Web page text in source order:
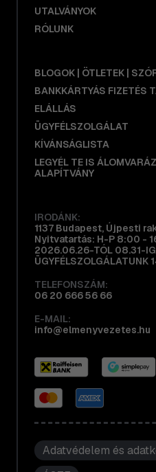
UTALVÁNYOK
RÓLUNK
BLOGOK | ÖTLETEK |
BANKKÁRTYÁS FIZETÉS
ELÁLLÁS
ÜGYFÉLSZOLGÁLAT
KÍVÁNSÁGLISTA
LEGYÉL TE IS
ALAPÍTVÁNY
IRODÁNK:
1137 Budapest, Újpesti
Nyitvatartás: H-P 8:00 -
2026.06.26-TÓL 08.31-IG
ÜGYFÉLSZOLGÁLATUNK
TELEFONSZÁM:
06 20 666 56 66
E-MAIL:
info@elmenyvezetes.hu
Adatvédelem és